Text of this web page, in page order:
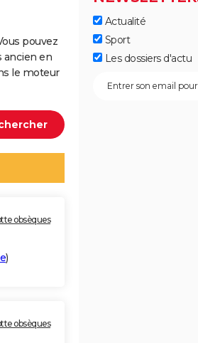
pouvez
ancien en
le moteur
obsèques
)
obsèques
Actualité
Sport
Les dossiers d'actu